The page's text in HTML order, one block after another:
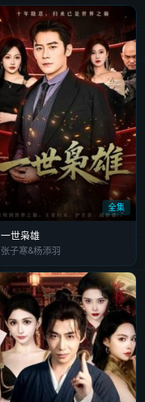
全集
一世枭雄
张子寒&杨添羽